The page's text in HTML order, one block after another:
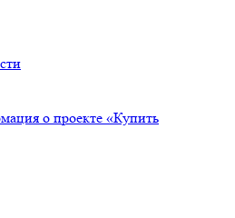
о проекте «Купить